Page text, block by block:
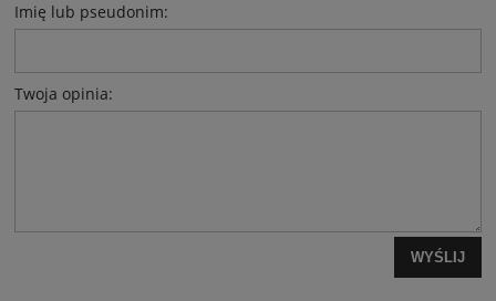
Imię lub pseudonim:
Twoja opinia:
WYŚLIJ